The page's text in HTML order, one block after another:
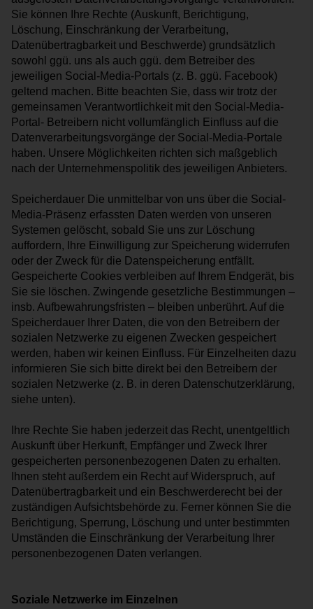
Sie können Ihre Rechte (Auskunft, Berichtigung,
Löschung, Einschränkung der Verarbeitung,
Datenübertragbarkeit und Beschwerde) grundsätzlich
sowohl ggü. uns als auch ggü. dem Betreiber des
jeweiligen Social-Media-Portals (z. B. ggü. Facebook)
geltend machen. Bitte beachten Sie, dass wir trotz der
gemeinsamen Verantwortlichkeit mit den Social-Media-
Portal- Betreibern nicht vollumfänglich Einfluss auf die
Datenverarbeitungsvorgänge der Social-Media-Portale
haben. Unsere Möglichkeiten richten sich maßgeblich
nach der Unternehmenspolitik des jeweiligen Anbieters.
Speicherdauer Die unmittelbar von uns über die Social-
Media-Präsenz erfassten Daten werden von unseren
Systemen gelöscht, sobald Sie uns zur Löschung
auffordern, Ihre Einwilligung zur Speicherung widerrufen
oder der Zweck für die Datenspeicherung entfällt.
Gespeicherte Cookies verbleiben auf Ihrem Endgerät, bis
Sie sie löschen. Zwingende gesetzliche Bestimmungen –
insb. Aufbewahrungsfristen – bleiben unberührt. Auf die
Speicherdauer Ihrer Daten, die von den Betreibern der
sozialen Netzwerke zu eigenen Zwecken gespeichert
werden, haben wir keinen Einfluss. Für Einzelheiten dazu
informieren Sie sich bitte direkt bei den Betreibern der
sozialen Netzwerke (z. B. in deren Datenschutzerklärung,
siehe unten).
Ihre Rechte Sie haben jederzeit das Recht, unentgeltlich
Auskunft über Herkunft, Empfänger und Zweck Ihrer
gespeicherten personenbezogenen Daten zu erhalten.
Ihnen steht außerdem ein Recht auf Widerspruch, auf
Datenübertragbarkeit und ein Beschwerderecht bei der
zuständigen Aufsichtsbehörde zu. Ferner können Sie die
Berichtigung, Sperrung, Löschung und unter bestimmten
Umständen die Einschränkung der Verarbeitung Ihrer
personenbezogenen Daten verlangen.
Soziale Netzwerke im Einzelnen